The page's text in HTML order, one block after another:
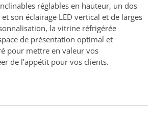
réglables en hauteur, un dos
son éclairage LED vertical et de larges
la vitrine réfrigérée
de présentation optimal et
pour mettre en valeur vos
de l’appétit pour vos clients.